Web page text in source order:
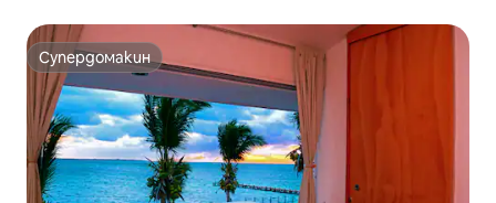
Супердомакин
Супердомакин